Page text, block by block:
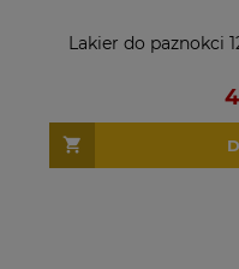
Lakier do paznokci